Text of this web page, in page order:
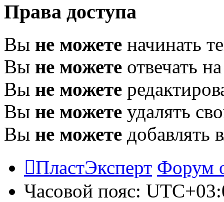
Права доступа
Вы не можете начинать
Вы не можете отвечать
Вы не можете
Вы не можете удалять
Вы не можете добавлять
ПластЭксперт Форум
Часовой пояс: